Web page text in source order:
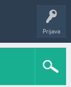
Prijava